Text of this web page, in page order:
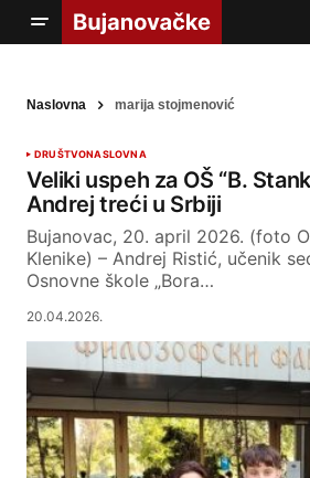
Naslovna marija stojmenović
DRUŠTVONASLOVNA
Veliki uspeh za OŠ “B.
Andrej treći u Srbiji
Bujanovac, 20. april 2026. (foto
Klenike) – Andrej Ristić, učenik
Osnovne škole „Bora…
20.04.2026.